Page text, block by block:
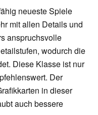
neueste Spiele
mit allen Details und
anspruchsvolle
wodurch die
Diese Klasse ist nur
Der
in dieser
auch bessere